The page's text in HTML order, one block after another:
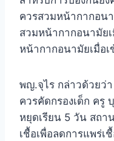
ควรสวมหน้ากากอน
สวมหน้ากากอนามัย
หน้ากากอนามัยเมื่อเ
พญ.จุไร กล่าวด้วยว่
ควรคัดกรองเด็ก ครู
หยุดเรียน 5 วัน สถา
เชื้อเพื่อลดการแพร่